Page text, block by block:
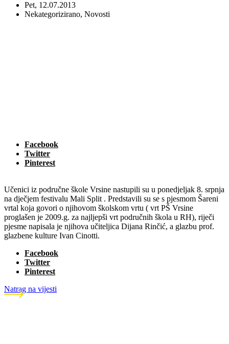
Pet, 12.07.2013
Nekategorizirano, Novosti
Facebook
Twitter
Pinterest
Učenici iz područne škole Vrsine nastupili su u ponedjeljak 8. srpnja
na dječjem festivalu Mali Split . Predstavili su se s pjesmom Šareni
vrtal koja govori o njihovom školskom vrtu ( vrt PŠ Vrsine
proglašen je 2009.g. za najljepši vrt područnih škola u RH), riječi
pjesme napisala je njihova učiteljica Dijana Rinčić, a glazbu prof.
glazbene kulture Ivan Cinotti.
Facebook
Twitter
Pinterest
Natrag na vijesti